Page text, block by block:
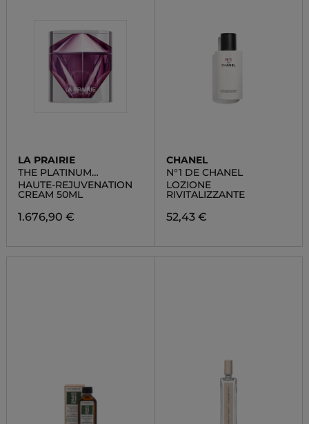
LA PRAIRIE
THE PLATINUM
COLLECTION
HAUTE-REJUVENATION
CREAM 50ML
1.676,90 €
CHANEL
N°1 DE CHANEL
LOZIONE
RIVITALIZZANTE
52,43 €